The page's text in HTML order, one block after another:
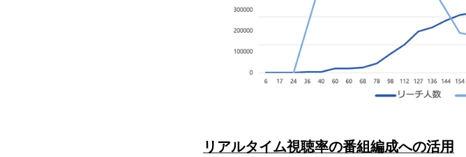
リアルタイム視聴率の番組編成への活用